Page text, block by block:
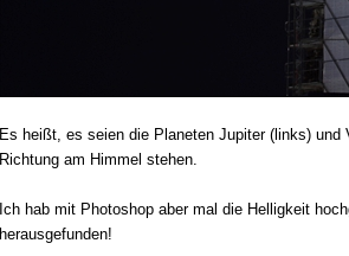
Es heißt, es seien die Planeten Jupiter (links)
Richtung am Himmel stehen.
Ich hab mit Photoshop aber mal die Helligkeit
herausgefunden!